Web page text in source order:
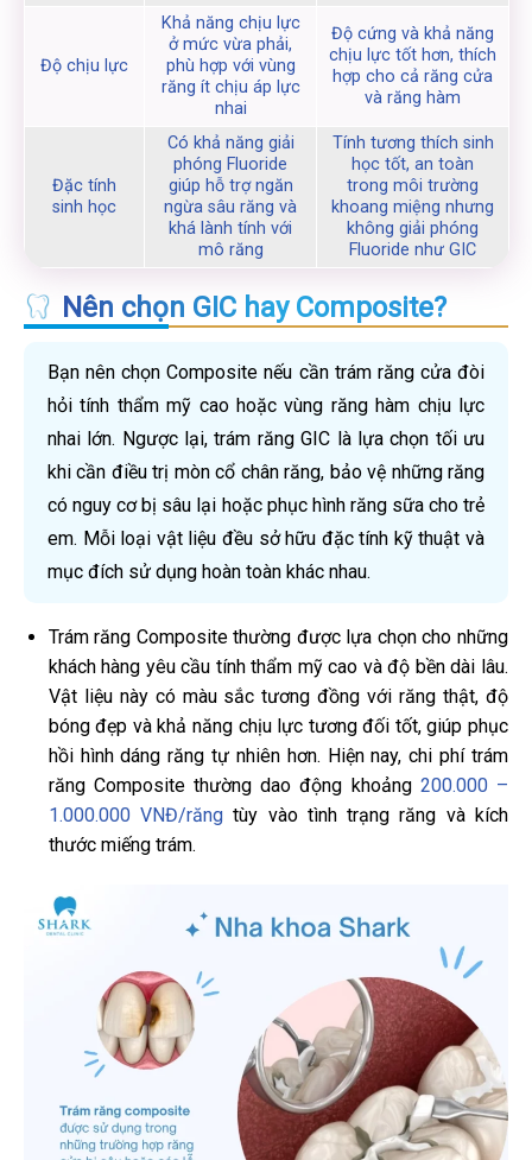
Độ chịu lực
Khả năng chịu lực
ở mức vừa phải,
phù hợp với vùng
răng ít chịu áp lực
nhai
Độ cứng và khả năng
chịu lực tốt hơn, thích
hợp cho cả răng cửa
và răng hàm
Đặc tính
sinh học
Có khả năng giải
phóng Fluoride
giúp hỗ trợ ngăn
ngừa sâu răng và
khá lành tính với
mô răng
Tính tương thích sinh
học tốt, an toàn
trong môi trường
khoang miệng nhưng
không giải phóng
Fluoride như GIC
Nên chọn GIC hay Composite?
Bạn nên chọn Composite nếu cần trám răng cửa đòi
hỏi tính thẩm mỹ cao hoặc vùng răng hàm chịu lực
nhai lớn. Ngược lại, trám răng GIC là lựa chọn tối ưu
khi cần điều trị mòn cổ chân răng, bảo vệ những răng
có nguy cơ bị sâu lại hoặc phục hình răng sữa cho trẻ
em. Mỗi loại vật liệu đều sở hữu đặc tính kỹ thuật và
mục đích sử dụng hoàn toàn khác nhau.
Trám răng Composite thường được lựa chọn cho những
khách hàng yêu cầu tính thẩm mỹ cao và độ bền dài lâu.
Vật liệu này có màu sắc tương đồng với răng thật, độ
bóng đẹp và khả năng chịu lực tương đối tốt, giúp phục
hồi hình dáng răng tự nhiên hơn. Hiện nay, chi phí trám
răng Composite thường dao động khoảng 200.000 –
1.000.000 VNĐ/răng tùy vào tình trạng răng và kích
thước miếng trám.